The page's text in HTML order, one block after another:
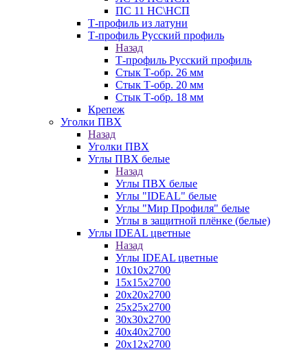
ПС 11 НС\НСП
Т-профиль из латуни
Т-профиль Русский профиль
Назад
Т-профиль Русский профиль
Стык Т-обр. 26 мм
Стык Т-обр. 20 мм
Стык Т-обр. 18 мм
Крепеж
Уголки ПВХ
Назад
Уголки ПВХ
Углы ПВХ белые
Назад
Углы ПВХ белые
Углы "IDEAL" белые
Углы "Мир Профиля" белые
Углы в защитной плёнке (белые)
Углы IDEAL цветные
Назад
Углы IDEAL цветные
10х10х2700
15х15х2700
20х20х2700
25х25х2700
30х30х2700
40х40х2700
20х12х2700